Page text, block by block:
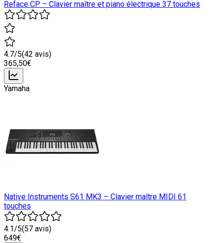
Reface CP – Clavier maître et piano électrique 37 touches
4.7/5(42 avis)
365,50€
Yamaha
Native Instruments S61 MK3 – Clavier maître MIDI 61
touches
4.1/5(57 avis)
649€